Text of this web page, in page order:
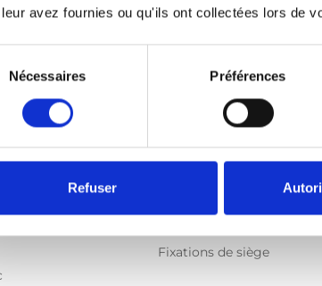
avez fournies ou qu'ils ont collectées lors de
Nécessaires Préférences
Refuser
Produits
Fixations de siège